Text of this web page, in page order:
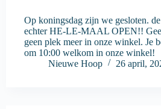
Op koningsdag zijn we gesloten.
echter HE-LE-MAAL OPEN!!
geen plek meer in onze winkel. Je
om 10:00 welkom in onze winkel!
Nieuwe Hoop
26 april,